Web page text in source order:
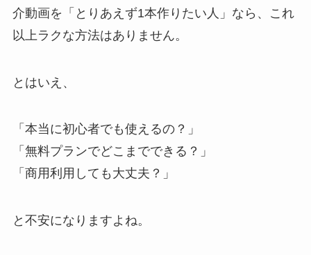
介動画を「とりあえず1本作りたい人」なら、これ
以上ラクな方法はありません。
とはいえ、
「本当に初心者でも使えるの？」
「無料プランでどこまでできる？」
「商用利用しても大丈夫？」
と不安になりますよね。